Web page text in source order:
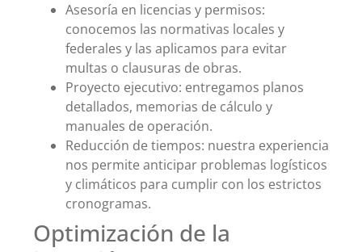
Asesoría en licencias y permisos:
conocemos las normativas locales y
federales y las aplicamos para evitar
multas o clausuras de obras.
Proyecto ejecutivo: entregamos planos
detallados, memorias de cálculo y
manuales de operación.
Reducción de tiempos: nuestra experiencia
nos permite anticipar problemas logísticos
y climáticos para cumplir con los estrictos
cronogramas.
Optimización de la